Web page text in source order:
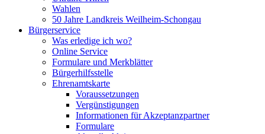
Wahlen
50 Jahre Landkreis Weilheim-Schongau
Bürgerservice
Was erledige ich wo?
Online Service
Formulare und Merkblätter
Bürgerhilfsstelle
Ehrenamtskarte
Voraussetzungen
Vergünstigungen
Informationen für Akzeptanzpartner
Formulare